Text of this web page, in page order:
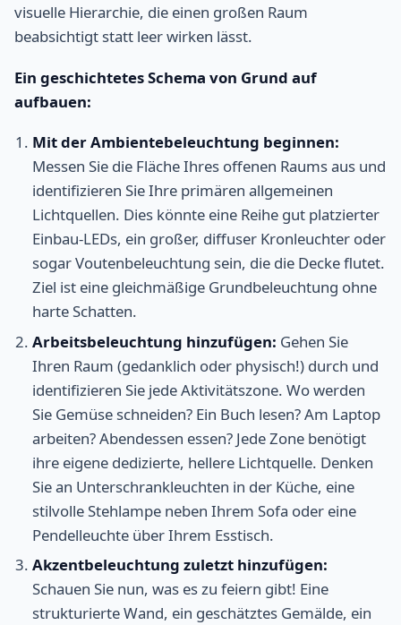
visuelle Hierarchie, die einen großen Raum
beabsichtigt statt leer wirken lässt.
Ein geschichtetes Schema von Grund auf
aufbauen:
Mit der Ambientebeleuchtung beginnen:
Messen Sie die Fläche Ihres offenen Raums aus und
identifizieren Sie Ihre primären allgemeinen
Lichtquellen. Dies könnte eine Reihe gut platzierter
Einbau-LEDs, ein großer, diffuser Kronleuchter oder
sogar Voutenbeleuchtung sein, die die Decke flutet.
Ziel ist eine gleichmäßige Grundbeleuchtung ohne
harte Schatten.
Arbeitsbeleuchtung hinzufügen: Gehen Sie
Ihren Raum (gedanklich oder physisch!) durch und
identifizieren Sie jede Aktivitätszone. Wo werden
Sie Gemüse schneiden? Ein Buch lesen? Am Laptop
arbeiten? Abendessen essen? Jede Zone benötigt
ihre eigene dedizierte, hellere Lichtquelle. Denken
Sie an Unterschrankleuchten in der Küche, eine
stilvolle Stehlampe neben Ihrem Sofa oder eine
Pendelleuchte über Ihrem Esstisch.
Akzentbeleuchtung zuletzt hinzufügen:
Schauen Sie nun, was es zu feiern gibt! Eine
strukturierte Wand, ein geschätztes Gemälde, ein